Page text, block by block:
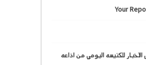
للكنيسه اليومي من اذاعه